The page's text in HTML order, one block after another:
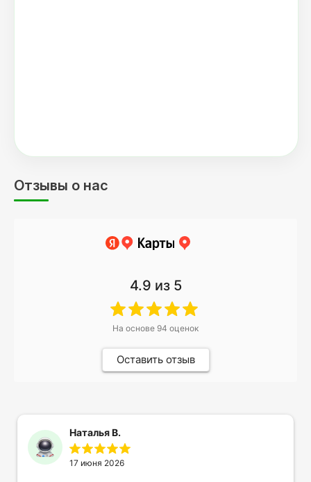
Отзывы о нас
4.9 из 5
На основе 94 оценок
Оставить отзыв
Наталья В.
17 июня 2026